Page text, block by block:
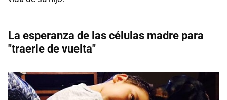
La esperanza de las células madre para
"traerle de vuelta"